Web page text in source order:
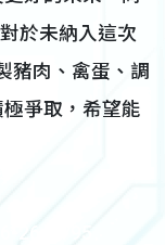
於未納入這次
豬肉、禽蛋、調
爭取，希望能
26:1,795